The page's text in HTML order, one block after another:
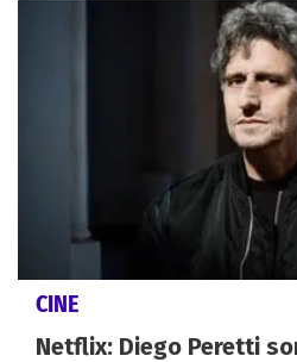
CINE
Netflix: Diego Peretti